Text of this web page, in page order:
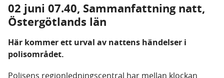
02 juni 07.40, Sammanfattning natt,
Östergötlands län
Här kommer ett urval av nattens händelser i
polisområdet.
Polisens regionledningscentral har mellan klockan